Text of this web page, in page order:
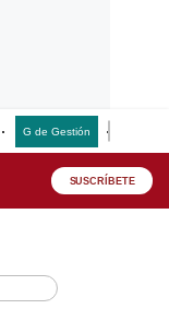
G de Gestión
SUSCRÍBETE